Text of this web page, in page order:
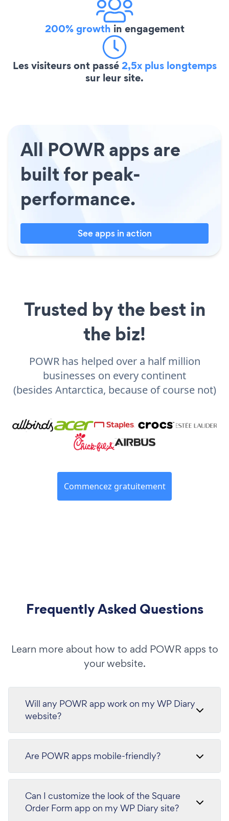
200% growth in engagement
Les visiteurs ont passé2,5x plus longtemps
sur leur site.
All POWR apps are
built for peak-
performance.
See apps in action
Trusted by the best in
the biz!
POWR has helped over a half million
businesses on every continent
(besides Antarctica, because of course not)
Commencez gratuitement
Frequently Asked Questions
Learn more about how to add POWR apps to
your website.
Will any POWR app work on my WP Diary
website?
Are POWR apps mobile-friendly?
Can I customize the look of the Square
Order Form app on my WP Diary site?